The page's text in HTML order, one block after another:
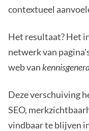
contextueel
Het resultaat? Het
netwerk van
web van
Deze verschuiving
SEO,
vindbaar te blijven